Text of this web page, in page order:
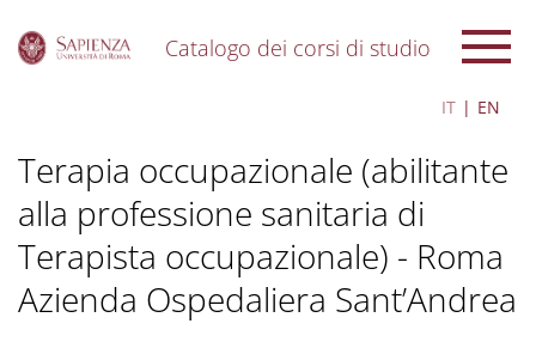
Catalogo dei corsi di studio
IT EN
Terapia occupazionale (abilitante
alla professione sanitaria di
Terapista occupazionale) - Roma
Azienda Ospedaliera Sant’Andrea